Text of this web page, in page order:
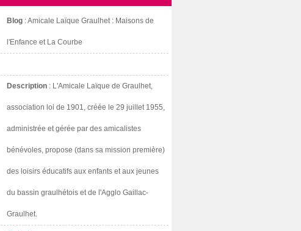
Blog : Amicale Laïque Graulhet : Maisons de
l'Enfance et La Courbe
Description : L'Amicale Laïque de Graulhet,
association loi de 1901, créée le 29 juillet 1955,
administrée et gérée par des amicalistes
bénévoles, propose (dans sa mission première)
des loisirs éducatifs aux enfants et aux jeunes
du bassin graulhétois et de l'Agglo Gaillac-
Graulhet.